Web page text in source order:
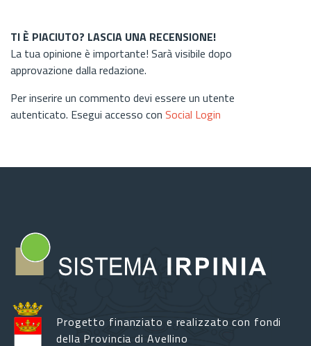
TI È PIACIUTO? LASCIA UNA RECENSIONE!
La tua opinione è importante! Sarà visibile dopo
approvazione dalla redazione.
Per inserire un commento devi essere un utente
autenticato. Esegui accesso con Social Login
Progetto finanziato e realizzato con fondi
della Provincia di Avellino